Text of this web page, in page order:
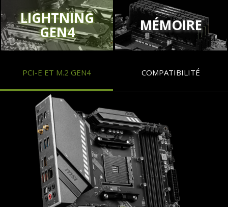
LIGHTNING
GEN4 MÉMOIRE
PCI-E ET M.2 GEN4 COMPATIBILITÉ